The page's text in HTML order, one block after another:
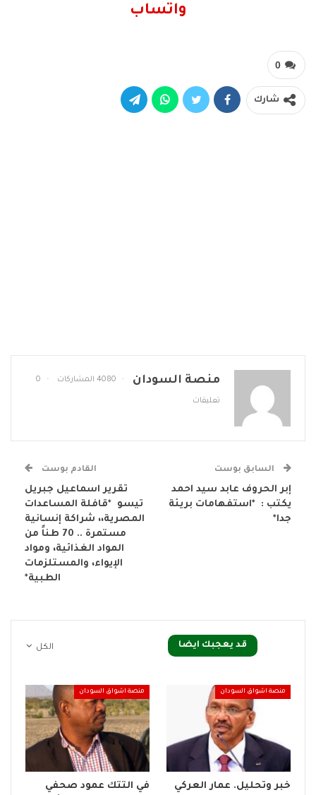
واتساب
0
شارك
منصة السودان 4080 المشاركات 0
تعليقات
السابق بوست
إبر الحروف عابد سيد احمد
يكتب : *استفهامات بريئة
جدا*
القادم بوست
تقرير اسماعيل جبريل
تيسو *قافلة المساعدات
المصرية،، شراكة إنسانية
مستمرة .. 70 طناً من
المواد الغذائية، ومواد
الإيواء، والمستلزمات
الطبية*
الكل قد يعجبك ايضا
منصة اشواق السودان
خبر وتحليل. عمار العركي
منصة اشواق السودان
في التتك عمود صحفي